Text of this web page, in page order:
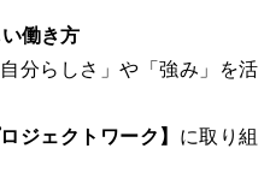
働き方
分らしさ」や「強み」を活
ロジェクトワーク】 に取り組